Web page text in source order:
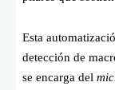
Esta
detección de
se encarga del